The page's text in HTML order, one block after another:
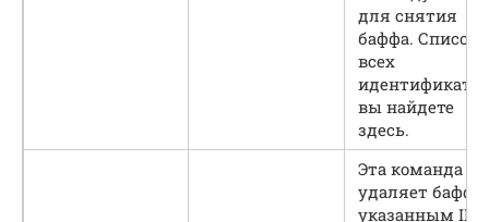
для снятия
баффа. Список
всех
вы найдете
здесь.
Эта команда
удаляет бафф с
указанным ID.